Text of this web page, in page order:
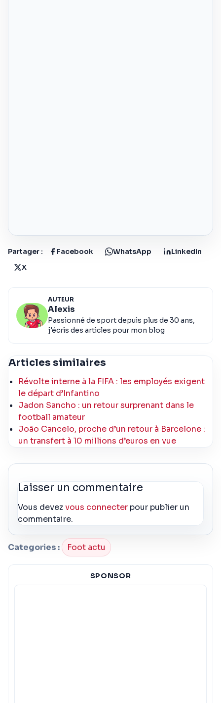
Partager : Facebook WhatsApp
LinkedIn
X
AUTEUR
Alexis
Passionné de sport depuis plus de 30 ans,
j'écris des articles pour mon blog
Articles similaires
Révolte interne à la FIFA : les employés exigent
le départ d’Infantino
Jadon Sancho : un retour surprenant dans le
football amateur
João Cancelo, proche d’un retour à Barcelone :
un transfert à 10 millions d’euros en vue
Laisser un commentaire
Vous devezvous connecter pour publier un
commentaire.
Categories : Foot actu
SPONSOR